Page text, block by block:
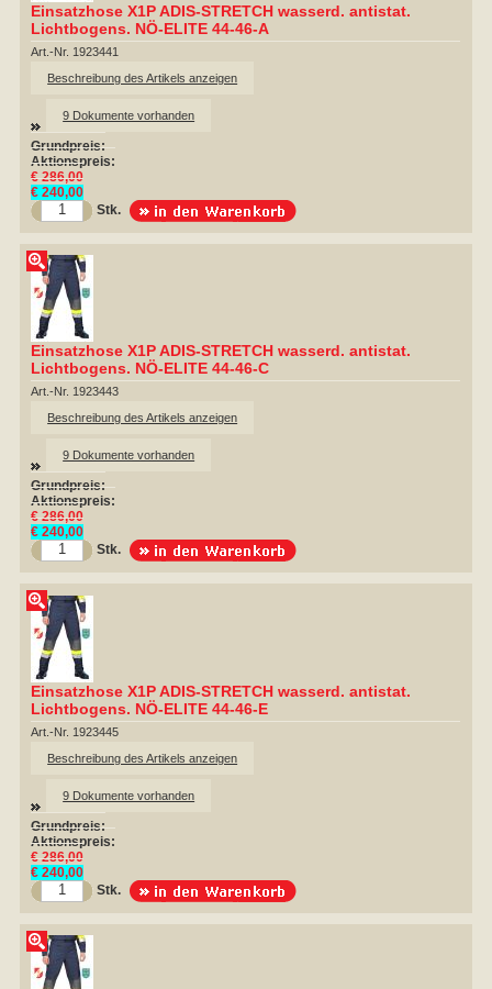
Einsatzhose X1P ADIS-STRETCH wasserd. antistat.
Lichtbogens. NÖ-ELITE 44-46-A
Art.-Nr. 1923441
Beschreibung des Artikels anzeigen
9 Dokumente vorhanden
Grundpreis:
Aktionspreis:
€ 286,00
€ 240,00
Stk.
Einsatzhose X1P ADIS-STRETCH wasserd. antistat.
Lichtbogens. NÖ-ELITE 44-46-C
Art.-Nr. 1923443
Beschreibung des Artikels anzeigen
9 Dokumente vorhanden
Grundpreis:
Aktionspreis:
€ 286,00
€ 240,00
Stk.
Einsatzhose X1P ADIS-STRETCH wasserd. antistat.
Lichtbogens. NÖ-ELITE 44-46-E
Art.-Nr. 1923445
Beschreibung des Artikels anzeigen
9 Dokumente vorhanden
Grundpreis:
Aktionspreis:
€ 286,00
€ 240,00
Stk.